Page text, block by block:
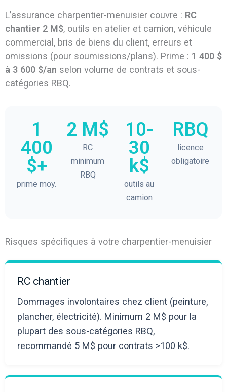
L’assurance charpentier-menuisier couvre : RC
chantier 2 M$, outils en atelier et camion, véhicule
commercial, bris de biens du client, erreurs et
omissions (pour soumissions/plans). Prime : 1 400 $
à 3 600 $/an selon volume de contrats et sous-
catégories RBQ.
1
400
$+
prime moy.
2 M$
RC
minimum
RBQ
10-
30
k$
outils au
camion
RBQ
licence
obligatoire
Risques spécifiques à votre charpentier-menuisier
RC chantier
Dommages involontaires chez client (peinture,
plancher, électricité). Minimum 2 M$ pour la
plupart des sous-catégories RBQ,
recommandé 5 M$ pour contrats >100 k$.